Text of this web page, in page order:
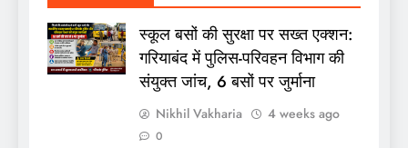
स्कूल बसों की सुरक्षा पर सख्त एक्शन:
गरियाबंद में पुलिस-परिवहन विभाग की
संयुक्त जांच, 6 बसों पर जुर्माना
Nikhil Vakharia 4 weeks ago
0